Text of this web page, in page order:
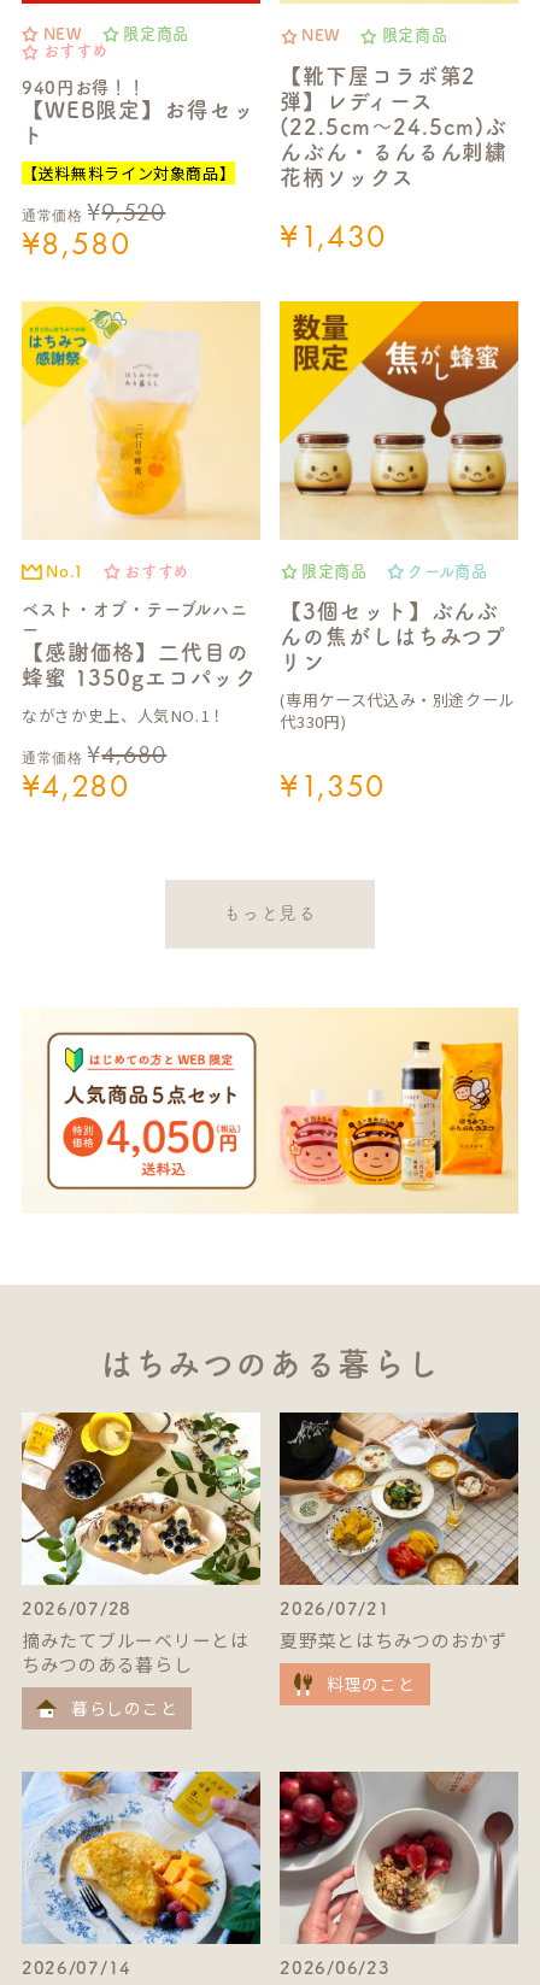
NEW
限定商品
おすすめ
940円お得！！
【WEB限定】お得セッ
ト
【送料無料ライン対象商品】
通常価格 ¥9,520
¥8,580
NEW 限定商品
【靴下屋コラボ第2
弾】レディース
(22.5cm～24.5cm)ぶ
んぶん・るんるん刺繍
花柄ソックス
¥1,430
No.1 おすすめ
ベスト・オブ・テーブルハニ
ー
【感謝価格】二代目の
蜂蜜 1350gエコパック
ながさか史上、人気NO.1！
通常価格 ¥4,680
¥4,280
限定商品 クール商品
【3個セット】ぶんぶ
んの焦がしはちみつプ
リン
(専用ケース代込み・別途クール
代330円)
¥1,350
もっと見る
はちみつのある暮らし
2026/07/28
摘みたてブルーベリーとは
ちみつのある暮らし
暮らしのこと
2026/07/21
夏野菜とはちみつのおかず
料理のこと
2026/07/14 2026/06/23